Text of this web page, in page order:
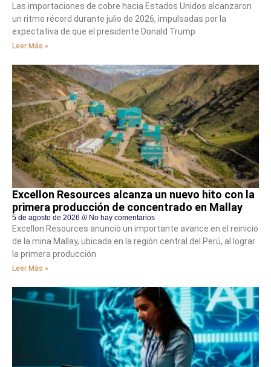
Las importaciones de cobre hacia Estados Unidos alcanzaron
un ritmo récord durante julio de 2026, impulsadas por la
expectativa de que el presidente Donald Trump
Leer Más »
Excellon Resources alcanza un nuevo hito con la
primera producción de concentrado en Mallay
5 de agosto de 2026 No hay comentarios
Excellon Resources anunció un importante avance en el reinicio
de la mina Mallay, ubicada en la región central del Perú, al lograr
la primera producción
Leer Más »